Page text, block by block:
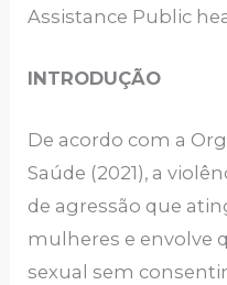
Assistance Public
INTRODUÇÃO
De acordo com a
Saúde (2021), a
de agressão que
mulheres e envolve
sexual sem